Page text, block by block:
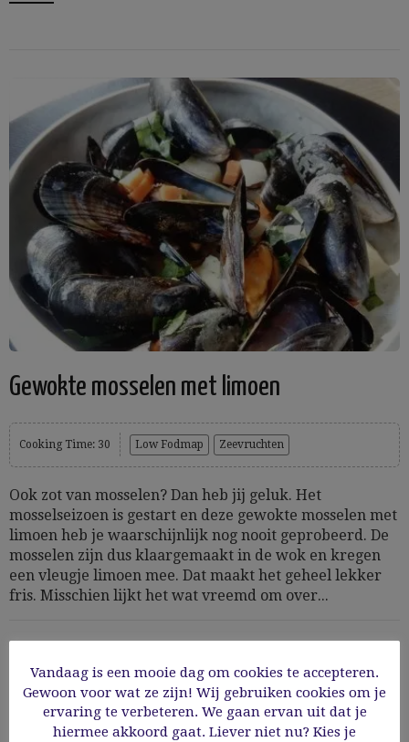
Gewokte mosselen met limoen
Cooking Time: 30 Low Fodmap Zeevruchten
Ook zot van mosselen? Dan heb jij geluk. Het
mosselseizoen is gestart en deze gewokte mosselen met
limoen heb je waarschijnlijk nog nooit geprobeerd. De
mosselen zijn dus klaargemaakt in de wok en kregen
een vleugje limoen mee. Dat maakt het geheel lekker
fris. Misschien lijkt het wat vreemd om over...
Read More
Vandaag is een mooie dag om cookies te accepteren.
Gewoon voor wat ze zijn! Wij gebruiken cookies om je
ervaring te verbeteren. We gaan ervan uit dat je
hiermee akkoord gaat. Liever niet nu? Kies je